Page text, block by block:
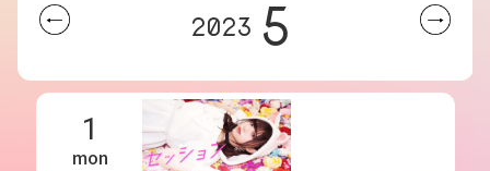
2023 5
1
mon